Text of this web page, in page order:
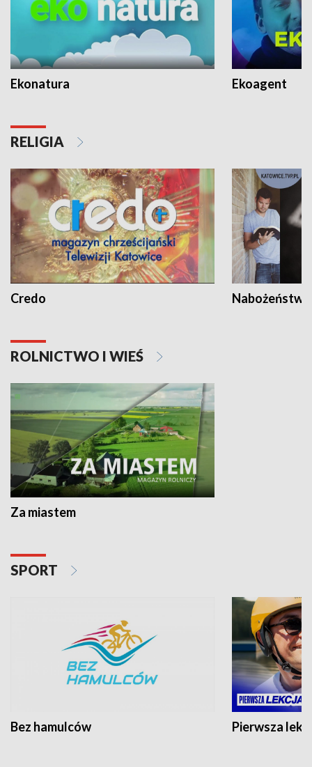
Ekonatura Ekoagent
RELIGIA
Credo
ROLNICTWO I WIEŚ
Za miastem
SPORT
Bez hamulców Pierwsza